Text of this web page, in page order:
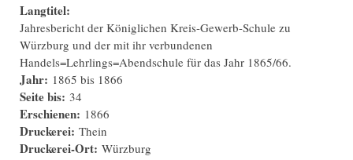
Langtitel:
Jahresbericht der Königlichen Kreis-Gewerb-Schule zu
Würzburg und der mit ihr verbundenen
Handels=Lehrlings=Abendschule für das Jahr 1865/66.
Jahr: 1865 bis 1866
Seite bis: 34
Erschienen: 1866
Druckerei: Thein
Druckerei-Ort: Würzburg